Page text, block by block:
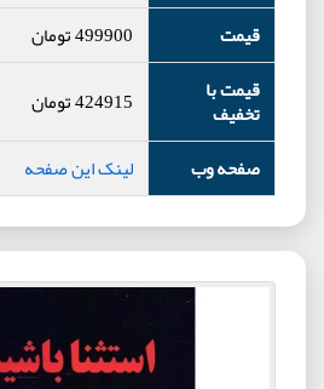
قیمت
499900تومان
قیمت با
تخفیف 424915تومان
صفحه وب
لینک این صفحه